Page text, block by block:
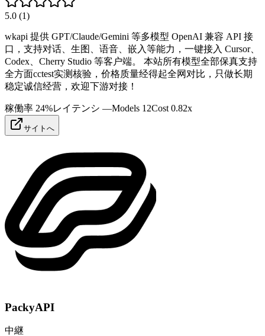
5.0 (1)
wkapi 提供 GPT/Claude/Gemini 等多模型 OpenAI 兼容 API 接
口，支持对话、生图、语音、嵌入等能力，一键接入 Cursor、
Codex、Cherry Studio 等客户端。 本站所有模型全部保真支持
全方面cctest实测核验，价格质量经得起全网对比，只做长期
稳定诚信经营，欢迎下游对接！
稼働率 24%レイテンシ —Models 12Cost 0.82x
サイトへ
PackyAPI
中継